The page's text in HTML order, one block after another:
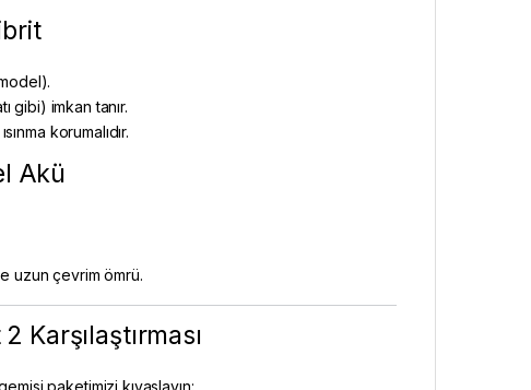
gibi) imkan tanır.
korumalıdır.
Akü
uzun çevrim ömrü.
Karşılaştırması